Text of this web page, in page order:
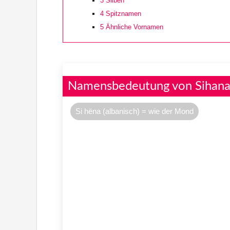
4 Spitznamen
5 Ähnliche Vornamen
Namensbedeutung von Sihana
Si hëna (albanisch) = wie der Mond